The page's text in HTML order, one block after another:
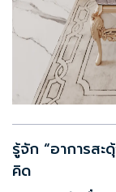
รู้จัก “อาการส
คิด